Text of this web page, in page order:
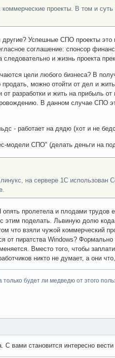
проекты. В том и
Успешные СПО проекты это
соглашение: спонсор
и жизнь проекта
цели любого бизнеса? В
можно отойти от дел и
разработки и жить на прибыль
В данном случае СПО
- работает на дядю (хот и не
модели СПО" (делать деньги на
на сервере 1C использован
пролетела и плодами трудов
этим поделать. Львиную долю
что взяли чужой коммерческий
от пиратства Windows?
Вместо того, чтобы
никто не думает, а они
будет ли медведю от этого
вами становится интересно вести